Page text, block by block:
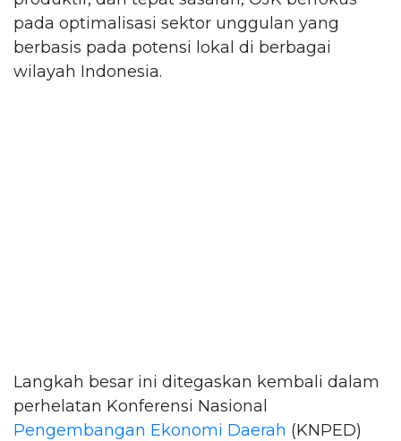
pada optimalisasi sektor unggulan yang
berbasis pada potensi lokal di berbagai
wilayah Indonesia.
Langkah besar ini ditegaskan kembali dalam
perhelatan Konferensi Nasional
Pengembangan Ekonomi Daerah (KNPED)